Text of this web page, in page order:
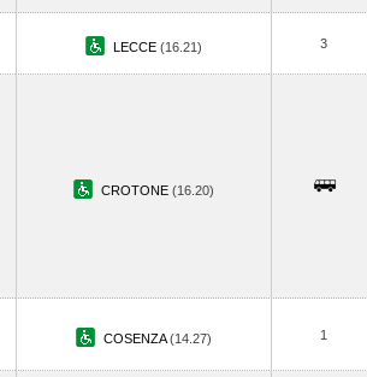
LECCE (16.21) 3
CROTONE (16.20)
COSENZA(14.27) 1